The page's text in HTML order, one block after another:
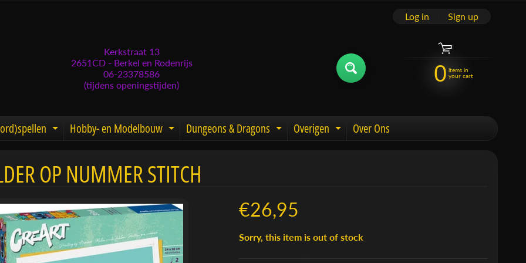
Kerkstraat 13
2651CD - Berkel en Rodenrijs
06-23378586
(tijdens openingstijden)
Log in Sign up
0 items in
your cart
child menuExpand child menu
Hobby- en Modelbouw Expand child menu
Dungeons & Dragons Expand child menu
Overigen Expand child menu
Over Ons
OP NUMMER STITCH
€26,95
Sorry, this item is out of stock